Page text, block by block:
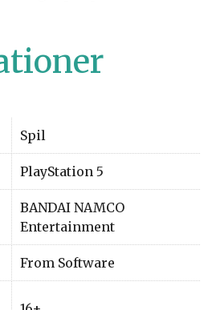
Spil
PlayStation 5
BANDAI NAMCO
Entertainment
From Software